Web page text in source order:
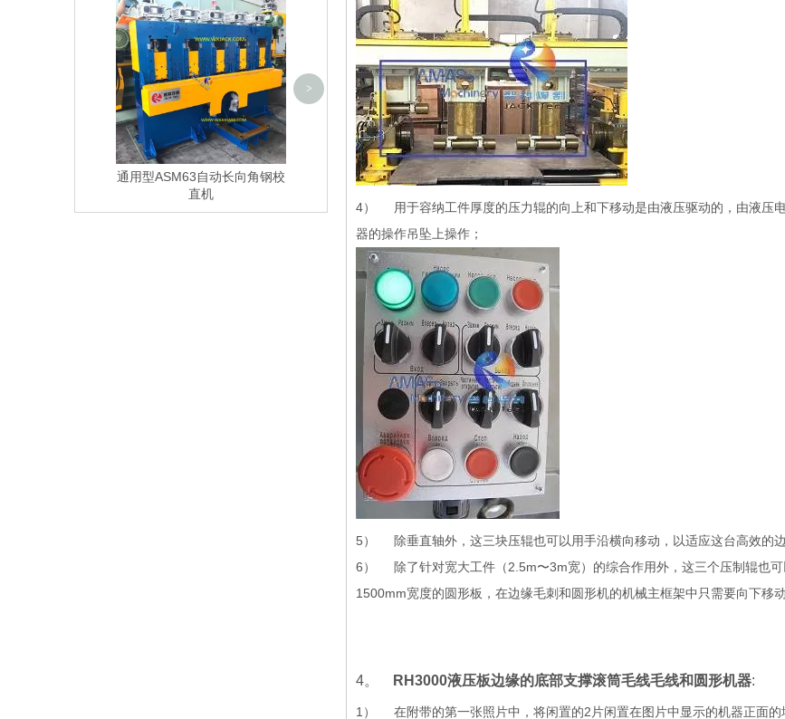
通用型ASM63自动长向角钢校
直机
DX4080大型钢结构端面铣床 DX6080重型结构件端面铣
>
4） 用于容纳工件厚度的压力辊的向上和下移动是由液压驱动的，由液压
器的操作吊坠上操作；
5） 除垂直轴外，这三块压辊也可以用手沿横向移动，以适应这台高效的
6） 除了针对宽大工件（2.5m〜3m宽）的综合作用外，这三个压制辊也
1500mm宽度的圆形板，在边缘毛刺和圆形机的机械主框架中只需要向下移动
4。 RH3000液压板边缘的底部支撑滚筒毛线毛线和圆形机器:
1） 在附带的第一张照片中，将闲置的2片闲置在图片中显示的机器正面